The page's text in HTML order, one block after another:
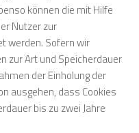
können die mit Hilfe
Nutzer zur
werden. Sofern wir
zur Art und Speicherdauer
der Einholung der
ausgehen, dass Cookies
bis zu zwei Jahre